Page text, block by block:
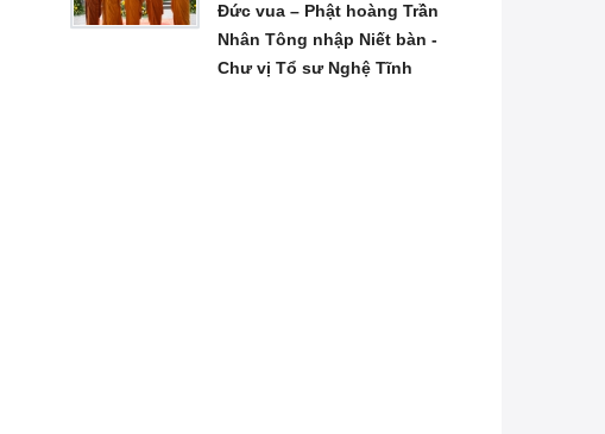
Đức vua – Phật hoàng Trần
Nhân Tông nhập Niết bàn -
Chư vị Tổ sư Nghệ Tĩnh